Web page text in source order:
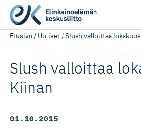
Etusivu / Uutiset/Slush valloittaa
Slush valloittaa
Kiinan
01.10.2015